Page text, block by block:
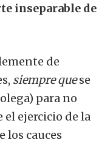
inseparable de
de
siempre quese
para no
ejercicio de la
los cauces